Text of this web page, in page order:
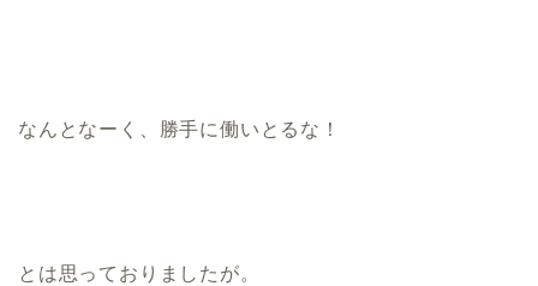
なんとなーく、勝手に働いとるな！
とは思っておりましたが。